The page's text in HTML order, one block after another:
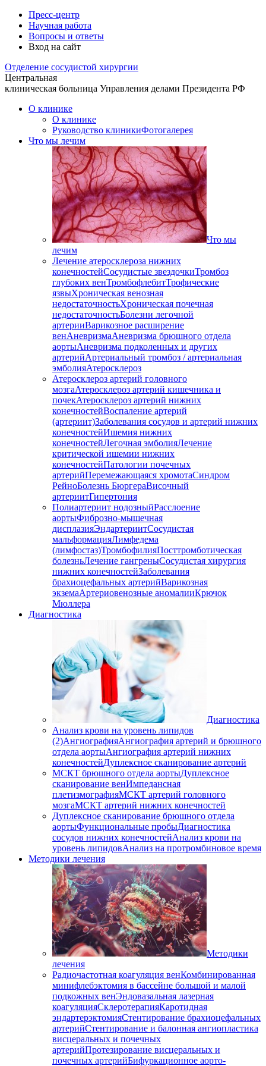
Пресс-центр
Научная работа
Вопросы и ответы
Вход на сайт
Отделение сосудистой хирургии
Центральная
клиническая больница Управления делами Президента РФ
О клинике
О клинике
Руководство клиникиФотогалерея
Что мы лечим
Что мы
лечим
Лечение атеросклероза нижних
конечностейСосудистые звездочкиТромбоз
глубоких венТромбофлебитТрофические
язвыХроническая венозная
недостаточностьХроническая почечная
недостаточностьБолезни легочной
артерииВарикозное расширение
венАневризмаАневризма брюшного отдела
аортыАневризма подколенных и других
артерийАртериальный тромбоз / артериальная
эмболияАтеросклероз
Атеросклероз артерий головного
мозгаАтеросклероз артерий кишечника и
почекАтеросклероз артерий нижних
конечностейВоспаление артерий
(артериит)Заболевания сосудов и артерий нижних
конечностейИшемия нижних
конечностейЛегочная эмболияЛечение
критической ишемии нижних
конечностейПатологии почечных
артерийПеремежающаяся хромотаСиндром
РейноБолезнь БюргераВисочный
артериитГипертония
Полиартериит нодозныйРасслоение
аортыФиброзно-мышечная
дисплазияЭндартериитСосудистая
мальформацияЛимфедема
(лимфостаз)ТромбофилияПосттромботическая
болезньЛечение гангреныСосудистая хирургия
нижних конечностейЗаболевания
брахиоцефальных артерийВарикозная
экземаАртериовенозные аномалииКрючок
Мюллера
Диагностика
Диагностика
Анализ крови на уровень липидов
(2)АнгиографияАнгиография артерий и брюшного
отдела аортыАнгиография артерий нижних
конечностейДуплексное сканирование артерий
МСКТ брюшного отдела аортыДуплексное
сканирование венИмпедансная
плетизмографияМСКТ артерий головного
мозгаМСКТ артерий нижних конечностей
Дуплексное сканирование брюшного отдела
аортыФункциональные пробыДиагностика
сосудов нижних конечностейАнализ крови на
уровень липидовАнализ на протромбиновое время
Методики лечения
Методики
лечения
Радиочастотная коагуляция венКомбинированная
минифлебэктомия в бассейне большой и малой
подкожных венЭндовазальная лазерная
коагуляцияСклеротерапияКаротидная
эндартерэктомияСтентирование брахиоцефальных
артерийСтентирование и балонная ангиопластика
висцеральных и почечных
артерийПротезирование висцеральных и
почечных артерийБифуркационное аорто-